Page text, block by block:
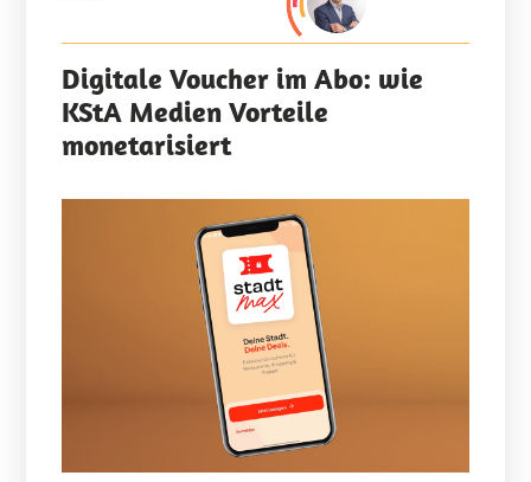
Digitale Voucher im Abo: wie
KStA Medien Vorteile
monetarisiert